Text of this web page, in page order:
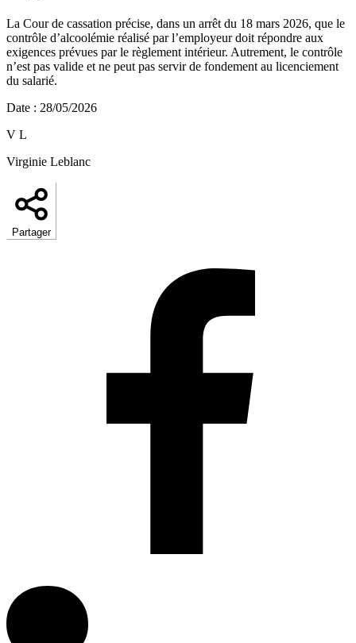
La Cour de cassation précise, dans un arrêt du 18 mars 2026, que le
contrôle d’alcoolémie réalisé par l’employeur doit répondre aux
exigences prévues par le règlement intérieur. Autrement, le contrôle
n’est pas valide et ne peut pas servir de fondement au licenciement
du salarié.
Date : 28/05/2026
V L
Virginie Leblanc
Partager